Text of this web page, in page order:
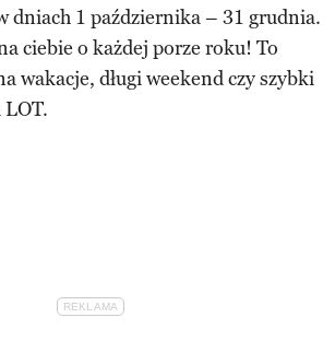
dniach 1 października – 31 grudnia.
ciebie o każdej porze roku! To
wakacje, długi weekend czy szybki
LOT.